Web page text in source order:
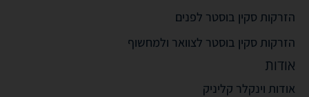
הזרקות סקין בוסטר לפנים
הזרקות סקין בוסטר לצוואר ולמחשוף
אודות
אודות וינקלר קליניק